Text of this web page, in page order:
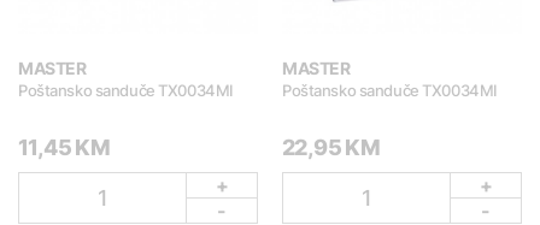
MASTER
Poštansko sanduče TX0034MI
11,45 KM
1
+
-
MASTER
Poštansko sanduče TX0034MI
22,95 KM
1
+
-